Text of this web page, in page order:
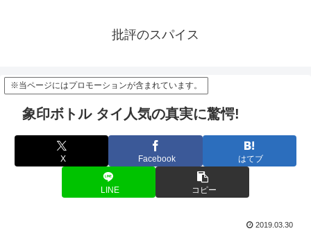
批評のスパイス
※当ページにはプロモーションが含まれています。
象印ボトル タイ人気の真実に驚愕!
X Facebook はてブ
LINE コピー
2019.03.30